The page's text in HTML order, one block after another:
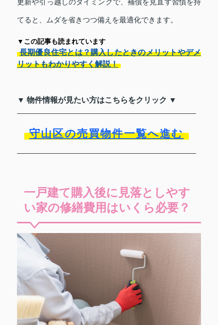
更新や引っ越しのタイミングで、補償を見直す習慣を持
てると、ムダを省きつつ備えを最適化できます。
▼この記事も読まれています
長期優良住宅とは？購入したときのメリットやデメ
リットもわかりやすく解説！
▼ 物件情報が見たい方はこちらをクリック ▼
守山区の売買物件一覧へ進む
一戸建て購入後に見落としやす
い家の修繕費用はいくら必要？